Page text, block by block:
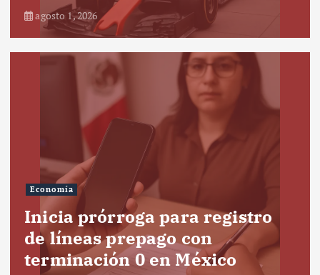
agosto 1, 2026
Economía
Inicia prórroga para registro
de líneas prepago con
terminación 0 en México